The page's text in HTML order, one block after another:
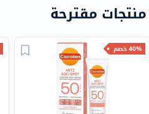
منتجات مقترحة
40% خصم